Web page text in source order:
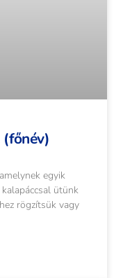
(főnév)
egyik
ütünk
rögzítsük vagy